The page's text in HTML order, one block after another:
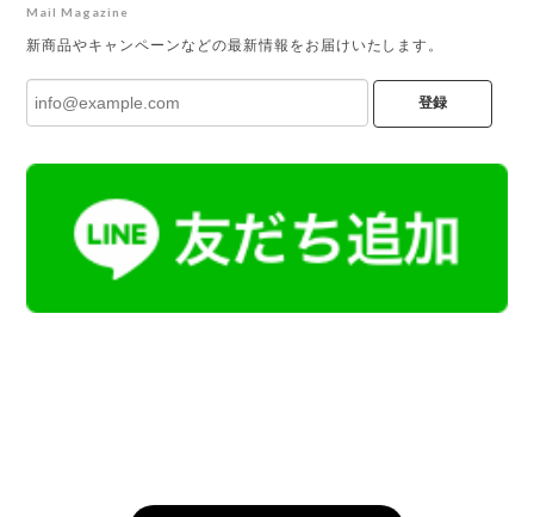
Mail Magazine
新商品やキャンペーンなどの最新情報をお届けいたします。
登録